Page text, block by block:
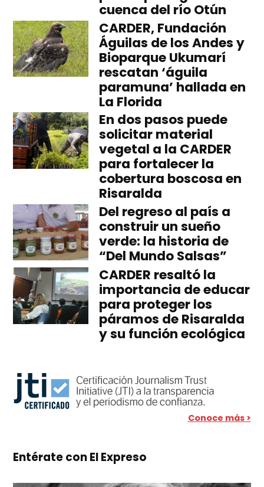
cuenca del río Otún
CARDER, Fundación
Águilas de los Andes y
Bioparque Ukumarí
rescatan ‘águila
paramuna’ hallada en
La Florida
En dos pasos puede
solicitar material
vegetal a la CARDER
para fortalecer la
cobertura boscosa en
Risaralda
Del regreso al país a
construir un sueño
verde: la historia de
“Del Mundo Salsas”
CARDER resaltó la
importancia de educar
para proteger los
páramos de Risaralda
y su función ecológica
Conoce más >
Entérate con El Expreso